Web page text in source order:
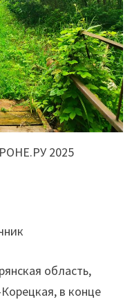
2025
область,
в конце